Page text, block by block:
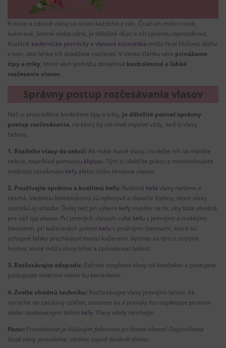
Krásne a zdravé vlasy sú snom každého z nás. Či už ich máte rovné,
kučeravé, jemné alebo silné, je dôležité dbať o ich správnu starostlivosť.
Kvalitné kadernícke pomôcky a vlasová kozmetika môžu hrať kľúčovú úlohu
v tom, ako ľahko ich dokážete rozčesať. V tomto článku vám prinášame
tipy a triky, ktoré vám pomôžu dosiahnuťbezbolestné a ľahké
rozčesanie vlasov.
Správny postup rozčesávania vlasov
Než si prezradíme konkrétne tipy a triky, je dôležité poznať správny
postup rozčesávania, na ktorý by ste mali myslieť vždy, keď si vlasy
češete:
1. Rozdeľte vlasy do sekcií: Ak máte husté vlasy, rozdeľte ich na menšie
sekcie, napríklad pomocou klipsov. Tým si uľahčíte prácu a minimalizujete
možnosť zaseknutia kefy alebo riziko lámania vlasov.
2. Používajte správnu a kvalitnú kefu: Kvalitná kefa vlasy neláme a
netrhá. Ideálnou kombináciou sú nylonové a diviačie štetiny, ktoré vlasy
rozčešú aj uhladia. Ďalej tiež pri výbere kefy myslite na to, aby bola vhodná
pre váš typ vlasov. Pri jemných vlasoch voľte kefu s jemnými a mäkkými
štetinami, pri kučeravých potom kefu s pružnými štetinami, ktoré sú
schopné ľahko prechádzať medzi kučerami. Vyhnite sa tým s ostrými
hrotmi, ktoré môžu vlasy trhať a spôsobovať bolesť.
3. Rozčesávajte odspodu: Začnite rozpletať vlasy od končekov a postupne
postupujte smerom nahor ku korienkom.
4. Zvoľte vhodnú techniku: Rozčesávajte vlasy jemnými ťahmi. Ak
narazíte na zatúlaný uzlíček, zastavte sa a pomaly ho rozpletajte prstami
alebo opakovanými ťahmi kefy. Vlasy nikdy netrhajte.
Pozor: Pravidelnosť je kľúčovým faktorom pri česaní vlasov! Odporúčame
česať vlasy pravidelne, ideálne aspoň dvakrát denne.